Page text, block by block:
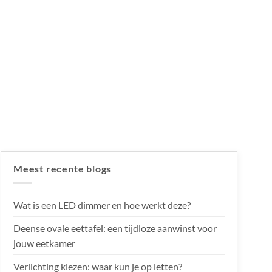
Meest recente blogs
Wat is een LED dimmer en hoe werkt deze?
Deense ovale eettafel: een tijdloze aanwinst voor
jouw eetkamer
Verlichting kiezen: waar kun je op letten?